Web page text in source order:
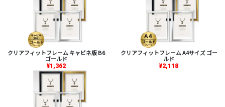
クリアフィットフレーム キャビネ版 B6
ゴールド
¥1,362
クリアフィットフレーム A4サイズ ゴー
ルド
¥2,118